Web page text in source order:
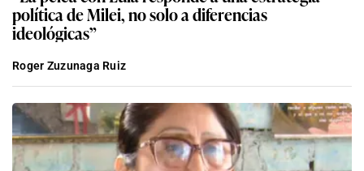
política de Milei, no solo a diferencias
ideológicas”
Roger Zuzunaga Ruiz